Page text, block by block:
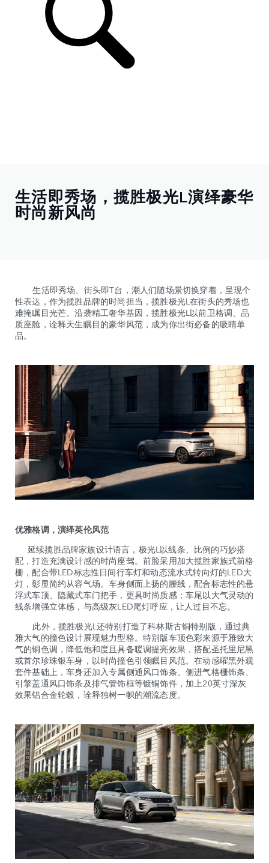
生活即秀场，揽胜极光L演绎豪华
时尚新风尚
生活即秀场、街头即T台，潮人们随场景切换穿着，呈现个
性表达，作为揽胜品牌的时尚担当，揽胜极光L在街头的秀场也
难掩瞩目光芒。沿袭精工奢华基因，揽胜极光L以前卫格调、品
质座舱，诠释天生瞩目的豪华风范，成为你出街必备的吸睛单
品。
优雅格调，演绎英伦风范
延续揽胜品牌家族设计语言，极光L以线条、比例的巧妙搭
配，打造充满设计感的时尚座驾。前脸采用加大揽胜家族式前格
栅，配合带LED标志性日间行车灯和动态流水式转向灯的LED大
灯，彰显简约从容气场。车身侧面上扬的腰线，配合标志性的悬
浮式车顶、隐藏式车门把手，更具时尚质感；车尾以大气灵动的
线条增强立体感，与高级灰LED尾灯呼应，让人过目不忘。
此外，揽胜极光L还特别打造了科林斯古铜特别版，通过典
雅大气的撞色设计展现魅力型格。特别版车顶色彩来源于雅致大
气的铜色调，降低饱和度且具备暖调提亮效果，搭配圣托里尼黑
或首尔珍珠银车身，以时尚撞色引领瞩目风范。在动感曜黑外观
套件基础上，车身还加入专属侧通风口饰条、侧进气格栅饰条、
引擎盖通风口饰条及排气管饰框等镀铜饰件，加上20英寸深灰
效果铝合金轮毂，诠释独树一帜的潮流态度。